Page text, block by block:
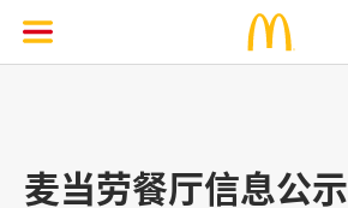
麦当劳餐厅信息公示